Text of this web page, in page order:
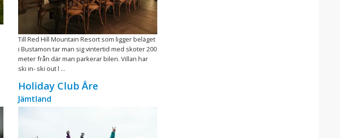
Till Red Hill Mountain Resort som ligger beläget
i Bustamon tar man sig vintertid med skoter 200
meter från där man parkerar bilen. Villan har
ski in- ski out l ...
Holiday Club Åre
Jämtland